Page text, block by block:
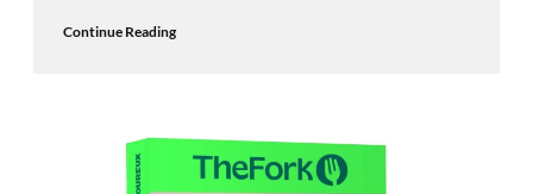
Continue Reading